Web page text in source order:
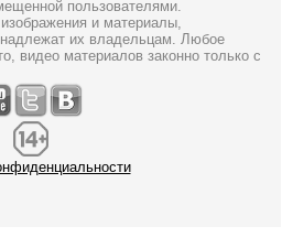
пользователями.
и материалы,
их владельцам. Любое
видео материалов законно только с